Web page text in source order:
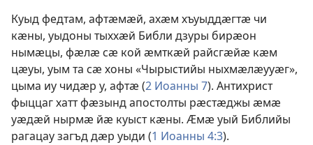
Куыд федтам, афтӕмӕй, ахӕм хъуыддӕгтӕ чи
кӕны, уыдоны тыххӕй Библи дзуры бирӕон
нымӕцы, фӕлӕ сӕ кой ӕмткӕй райсгӕйӕ кӕм
цӕуы, уым та сӕ хоны «Чырыстийы ныхмӕлӕууӕг»,
цыма иу чидӕр у, афтӕ (2 Иоанны 7). Антихрист
фыццаг хатт фӕзынд апостолты рӕстӕджы ӕмӕ
уӕдӕй нырмӕ йӕ куыст кӕны. Ӕмӕ уый Библийы
рагацау загъд дӕр уыди (1 Иоанны 4:3).